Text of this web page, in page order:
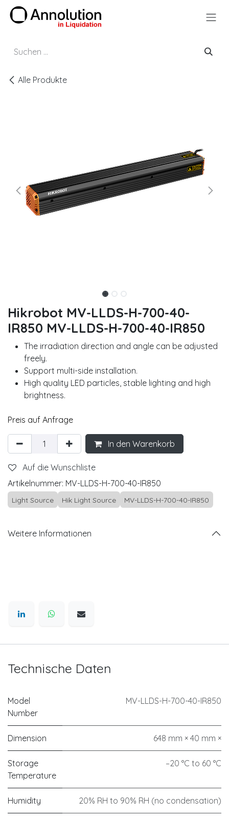
Zum Inhalt springen
Alle Produkte
Hikrobot MV-LLDS-H-700-40-
IR850 MV-LLDS-H-700-40-IR850
The irradiation direction and angle can be adjusted
freely.
Support multi-side installation.
High quality LED particles, stable lighting and high
brightness.
Preis auf Anfrage
In den Warenkorb
Auf die Wunschliste
Artikelnummer: MV-LLDS-H-700-40-IR850
Light Source Hik Light Source MV-LLDS-H-700-40-IR850
Weitere Informationen
Technische Daten
Model
Number
MV-LLDS-H-700-40-IR850
Dimension 648 mm × 40 mm ×
Storage
Temperature
–20 °C to 60 °C
Humidity 20% RH to 90% RH (no condensation)